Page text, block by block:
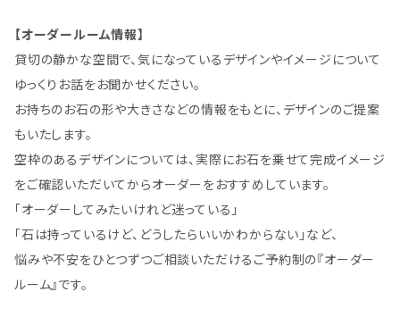
【オーダールーム情報】
貸切の静かな空間で、気になっているデザインやイメージについて
ゆっくりお話をお聞かせください。
お持ちのお石の形や大きさなどの情報をもとに、デザインのご提案
もいたします。
空枠のあるデザインについては、実際にお石を乗せて完成イメージ
をご確認いただいてからオーダーをおすすめしています。
「オーダーしてみたいけれど迷っている」
「石は持っているけど、どうしたらいいかわからない」など、
悩みや不安をひとつずつご相談いただけるご予約制の『オーダー
ルーム』です。